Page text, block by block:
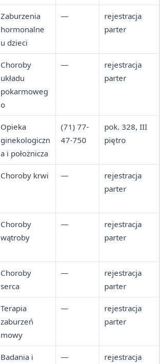
Zaburzenia
hormonalne
u dzieci
—
rejestracja
parter
Choroby
układu
pokarmoweg
o
—
rejestracja
parter
Opieka
ginekologiczn
a i położnicza
(71) 77-
47-750
pok. 328, III
piętro
Choroby krwi —
rejestracja
parter
Choroby
wątroby
—
rejestracja
parter
Choroby
serca
—
rejestracja
parter
Terapia
zaburzeń
mowy
—
rejestracja
parter
Badania i
—
rejestracja